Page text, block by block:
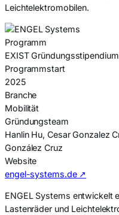
Leichtelektromobilen.
Programm
EXIST Gründungsstipendium
Programmstart
2025
Branche
Mobilität
Gründungsteam
Hanlin Hu, Cesar Gonzalez
González Cruz
Website
engel-systems.de ↗
ENGEL Systems entwickelt
Lastenräder und